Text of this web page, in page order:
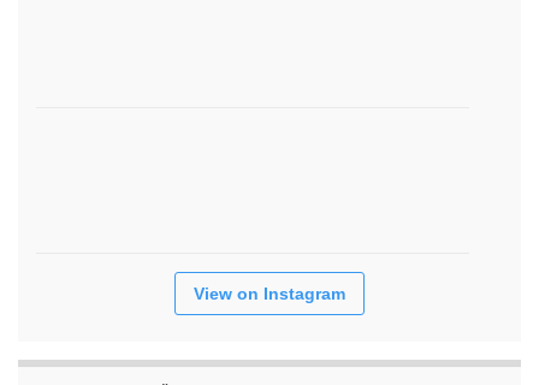
View on Instagram